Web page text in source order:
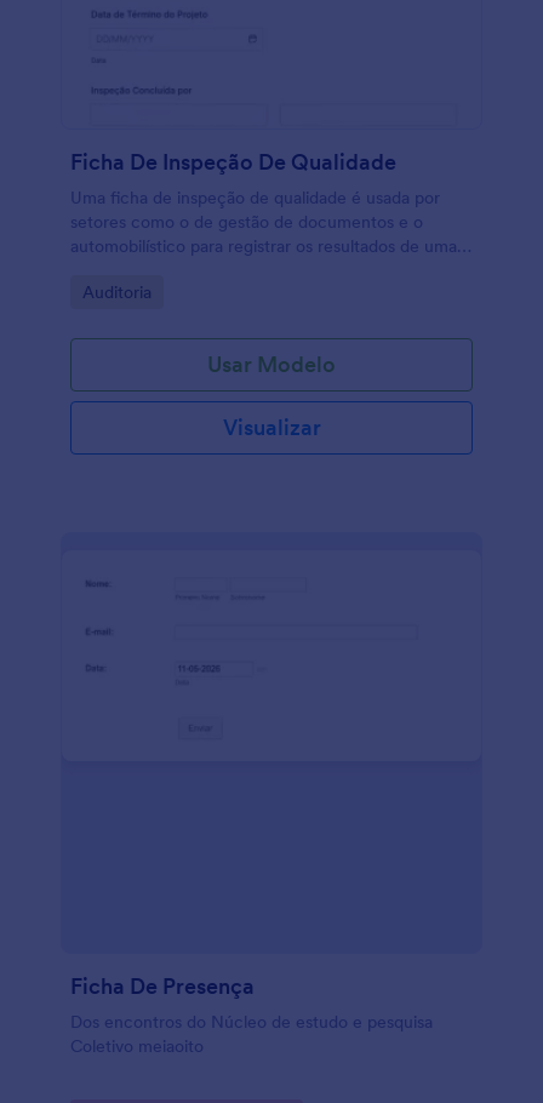
Ficha De Inspeção De Qualidade
Uma ficha de inspeção de qualidade é usada por
setores como o de gestão de documentos e o
automobilístico para registrar os resultados de uma
Go to Category:
Auditoria
Usar Modelo
Visualizar
Ficha De Presença
Dos encontros do Núcleo de estudo e pesquisa
Coletivo meiaoito